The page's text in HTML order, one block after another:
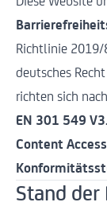
Richtlinie 2019/
deutsches
richten sich
EN 301 549
Content
Stand